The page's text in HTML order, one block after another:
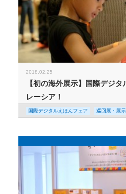
2018.02.25
【初の海外展示】国際デジ
レーシア！
国際デジタルえほんフェア 巡回展・展